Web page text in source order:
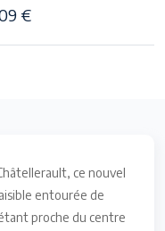
€
ce nouvel
entourée de
proche du centre